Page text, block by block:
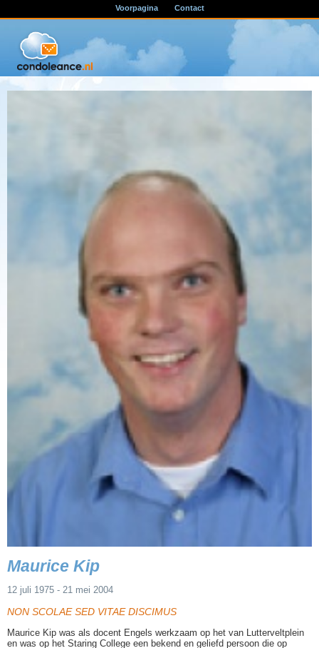
Voorpagina Contact
Maurice Kip
12 juli 1975 - 21 mei 2004
NON SCOLAE SED VITAE DISCIMUS
Maurice Kip was als docent Engels werkzaam op het van Lutterveltplein
en was op het Staring College een bekend en geliefd persoon die op